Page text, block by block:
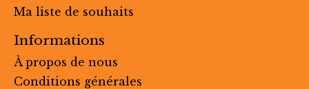
Ma liste de souhaits
Informations
À propos de nous
Conditions générales